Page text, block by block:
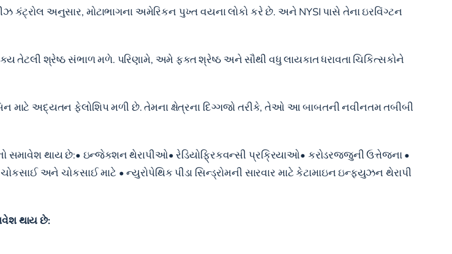
કંટ્રોલ અનુસાર, મોટાભાગના અમેરિકન પુખ્ત વયના લોકો કરે છે. અને NYSI પાસે તેના ઇરવિંગ્ટન
તેટલી શ્રેષ્ઠ સંભાળ મળે. પરિણામે, અમે ફક્ત શ્રેષ્ઠ અને સૌથી વધુ લાયકાત ધરાવતા ચિકિત્સકોને
અદ્યતન ફેલોશિપ મળી છે. તેમના ક્ષેત્રના દિગ્ગજો તરીકે, તેઓ આ બાબતની નવીનતમ તબીબી
થાય છે:• ઇન્જેક્શન થેરાપીઓ• રેડિયોફ્રિકવન્સી પ્રક્રિયાઓ• કરોડરજ્જુની ઉત્તેજના •
અને ચોકસાઈ માટે • ન્યુરોપેથિક પીડા સિન્ડ્રોમની સારવાર માટે કેટામાઇન ઇન્ફ્યુઝન થેરાપી
થાય છે: